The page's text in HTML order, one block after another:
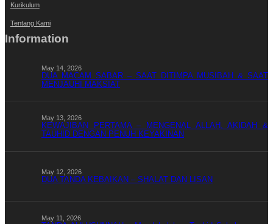
Kurikulum
Tentang Kami
Information
May 14, 2026
DUA MACAM SABAR – SAAT DITIMPA MUSIBAH & SAAT
MENJAUHI MAKSIAT
May 13, 2026
KEWAJIBAN PERTAMA – MENGENAL ALLAH, AKIDAH &
TAUHID DENGAN PENUH KEYAKINAN
May 12, 2026
DUA TANDA KEBAIKAN – SHALAT DAN LISAN
May 11, 2026